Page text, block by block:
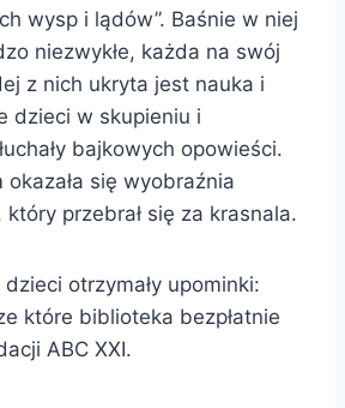
wysp i lądów”. Baśnie w niej
niezwykłe, każda na swój
z nich ukryta jest nauka i
dzieci w skupieniu i
bajkowych opowieści.
okazała się wyobraźnia
przebrał się za krasnala.
otrzymały upominki:
które biblioteka bezpłatnie
ABC XXI.